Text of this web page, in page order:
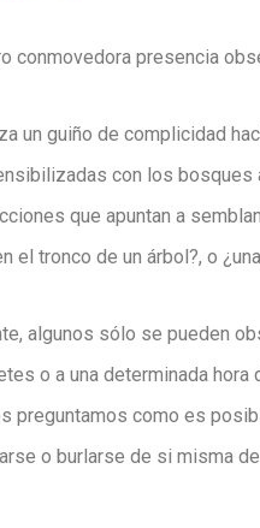
conmovedora presencia
un guiño de complicidad
con los bosques
que apuntan a
el tronco de un árbol?, o
algunos sólo se pueden
o a una determinada hora
preguntamos como es
o burlarse de si misma